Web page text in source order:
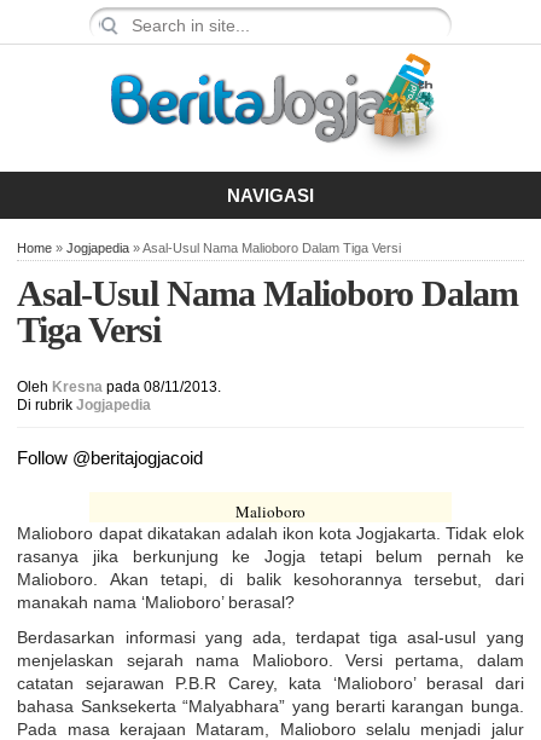
NAVIGASI
Home »Jogjapedia » Asal-Usul Nama Malioboro Dalam Tiga Versi
Asal-Usul Nama Malioboro Dalam
Tiga Versi
Oleh Kresna pada 08/11/2013.
Di rubrikJogjapedia
Follow @beritajogjacoid
Malioboro
Malioboro dapat dikatakan adalah ikon kota Jogjakarta. Tidak elok
rasanya jika berkunjung ke Jogja tetapi belum pernah ke
Malioboro. Akan tetapi, di balik kesohorannya tersebut, dari
manakah nama ‘Malioboro’ berasal?
Berdasarkan informasi yang ada, terdapat tiga asal-usul yang
menjelaskan sejarah nama Malioboro. Versi pertama, dalam
catatan sejarawan P.B.R Carey, kata ‘Malioboro’ berasal dari
bahasa Sanksekerta “Malyabhara” yang berarti karangan bunga.
Pada masa kerajaan Mataram, Malioboro selalu menjadi jalur